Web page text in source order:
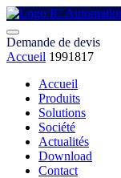
Demande de devis
Accueil 1991817
Accueil
Produits
Solutions
Société
Actualités
Download
Contact